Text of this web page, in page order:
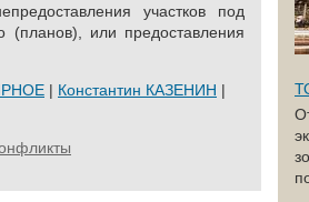
участков под
(планов), или предоставления
| Константин КАЗЕНИН |